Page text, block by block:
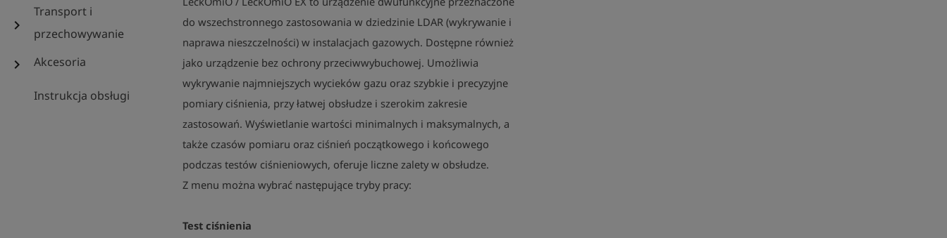
chevron_right
Transport i
przechowywanie
chevron_right Akcesoria
Instrukcja obsługi
do wszechstronnego zastosowania w dziedzinie LDAR (wykrywanie i
naprawa nieszczelności) w instalacjach gazowych. Dostępne również
jako urządzenie bez ochrony przeciwwybuchowej. Umożliwia
wykrywanie najmniejszych wycieków gazu oraz szybkie i precyzyjne
pomiary ciśnienia, przy łatwej obsłudze i szerokim zakresie
zastosowań. Wyświetlanie wartości minimalnych i maksymalnych, a
także czasów pomiaru oraz ciśnień początkowego i końcowego
podczas testów ciśnieniowych, oferuje liczne zalety w obsłudze.
Z menu można wybrać następujące tryby pracy:
Test ciśnienia